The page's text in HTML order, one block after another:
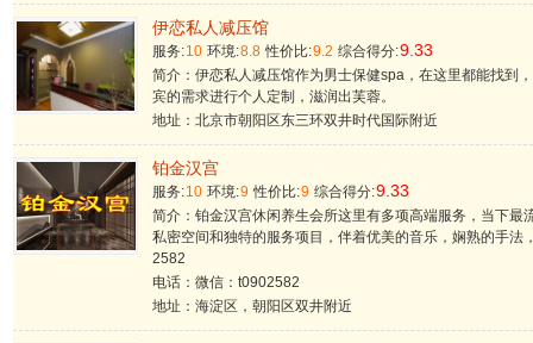
伊恋私人减压馆
服务:10 环境:8.8 性价比:9.2 综合得分:9.33
简介：伊恋私人减压馆作为男士保健spa，在这里都能找到
宾的需求进行个人定制，滋润出芙蓉。
地址：北京市朝阳区东三环双井时代国际附近
铂金汉宫
服务:10 环境:9 性价比:9 综合得分:9.33
简介：铂金汉宫休闲养生会所这里有多项高端服务，当下最
私密空间和独特的服务项目，伴着优美的音乐，娴熟的手法
2582
电话：微信：t0902582
地址：海淀区，朝阳区双井附近